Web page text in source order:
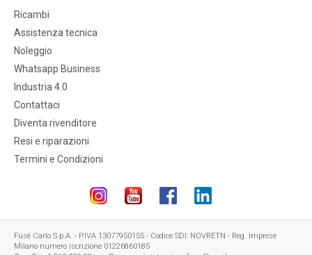
Ricambi
Assistenza tecnica
Noleggio
Whatsapp Business
Industria 4.0
Contattaci
Diventa rivenditore
Resi e riparazioni
Termini e Condizioni
Fusè Carlo S.p.A. - P.IVA 13077950155 - Codice SDI: NOVRETN - Reg. Imprese
Milano numero iscrizione 01226860185